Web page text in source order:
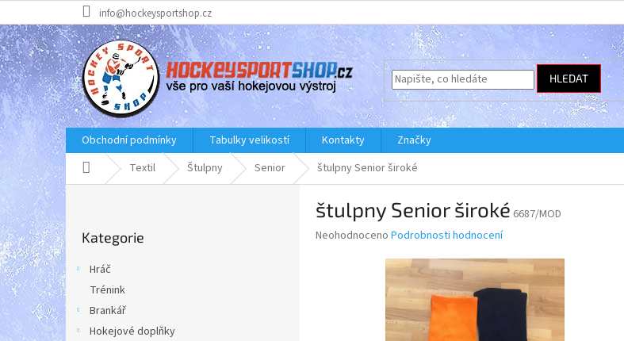
na
obsah
info@hockeysportshop.cz
HLEDAT
Obchodní podmínky Tabulky velikostí Kontakty
Značky
Domů Textil Štulpny Senior štulpny Senior široké
P
r
a
n
kategorie
Kategorie
Hráč
Trénink
Brankář
Hokejové doplňky
štulpny Senior široké 6687/MOD
Průměrné
Neohodnoceno Podrobnosti hodnocení